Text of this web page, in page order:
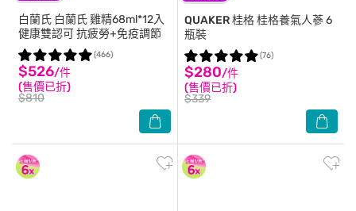
白蘭氏 白蘭氏 雞精68ml*12入
健康雙認可 抗疲勞+免疫調節
$526/件
(售價已折)
$810
(466)
QUAKER 桂格桂格養氣人蔘 6
瓶裝
$280/件
(售價已折)
$339
(76)